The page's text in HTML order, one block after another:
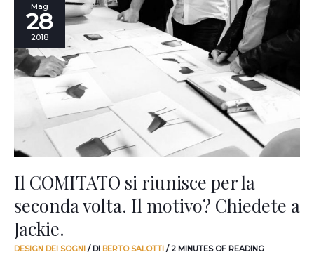
Mag
28
2018
Il COMITATO si riunisce per la
seconda volta. Il motivo? Chiedete a
Jackie.
DESIGN DEI SOGNI / DI BERTO SALOTTI /2 MINUTES OF READING
COMITATO
per
la
volta.
motivo?
Chiedete
a